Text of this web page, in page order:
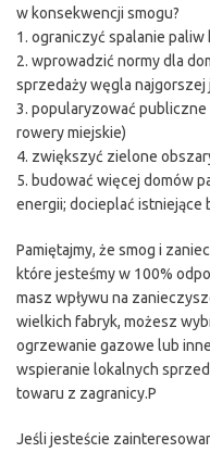
w konsekwencji smogu?
1. ograniczyć spalanie paliw
2. wprowadzić normy dla
sprzedaży węgla najgorszej
3. popularyzować
rowery miejskie)
4. zwiększyć zielone
5. budować więcej domów
energii; docieplać istniejące
Pamiętajmy, że smog i
które jesteśmy w 100%
masz wpływu na
wielkich fabryk, możesz
ogrzewanie gazowe lub
wspieranie lokalnych
towaru z zagranicy.P
Jeśli jesteście